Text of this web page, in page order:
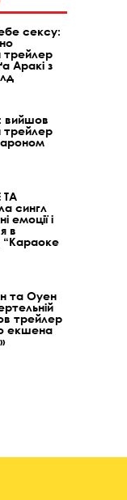
сексу:
трейлер
Аракі з
вийшов
трейлер
TA
сингл
емоції і
в
“Караоке
та Оуен
трейлер
екшена